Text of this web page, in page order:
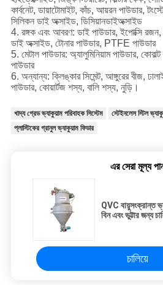
কার্বনেট, ডায়াটোমাইট, কাঁচ, আয়রন পাউডার,
সিলিকন ডাই অক্সাইড, ডিসিয়ানডাইঅক্সাইড
4. রঙ্গক এবং আবরণ: ডাই পাউডার, ইপোক্সি রজন,
ডাই অক্সাইড, টোনার পাউডার, PTFE পাউডার
5. মেটাল পাউডার: অ্যালুমিনিয়াম পাউডার,
পাউডার
6. অন্যান্য: ক্লিঙ্কার সিমেন্ট, আঙ্গুরের বীজ,
পাউডার, কোয়ার্টজ শস্য, বালি শস্য, নুড়ি।
খাদ্য গ্রেড ভ্যাকুয়াম পরিবাহক সিস্টেম
স্টেইনলেস স্টিল
প্লাস্টিকের গ্রানুল ভ্যাকুয়াম ফিডার
এর সেরা মূল্য
QVC বায়ুসংক্রান্ত
বিন এবং ভুট্টার জন্য
চালিয়ে